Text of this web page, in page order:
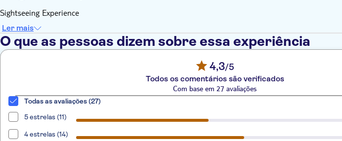
Sightseeing Experience
Ler mais
O que as pessoas dizem sobre essa experiência
4,3/5
Todos os comentários são verificados
Com base em 27 avaliações
Todas as avaliações (27)
5 estrelas (11)
4 estrelas (14)